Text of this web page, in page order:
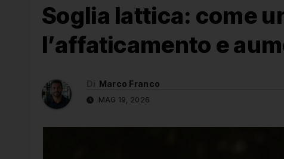
Soglia lattica: come
l’affaticamento e
Marco Franco
MAG 19, 2026